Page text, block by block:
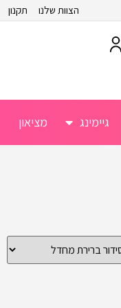
הצוות שלנו תקנון
גיימינג מציאון